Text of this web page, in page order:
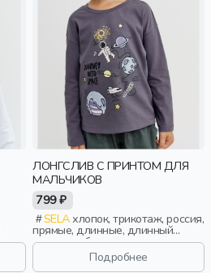
ЛОНГСЛИВ С ПРИНТОМ ДЛЯ
МАЛЬЧИКОВ
799 ₽
SELAхлопок, трикотаж, россия,
прямые, длинные, длинный
рукав, свободные, принт, вырез,
круглый вырез, повседневный,
мальчики, детиПодробнее